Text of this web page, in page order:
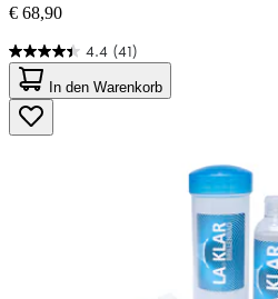
€ 68,90
4.4 (41)
4.4
von
5
Sternen.
41
In den Warenkorb